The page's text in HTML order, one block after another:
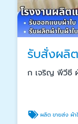
ก เจริญ พีวีซี
ผลิต ขายส่ง ผ้าใ